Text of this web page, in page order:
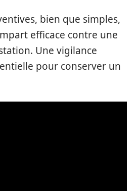
bien que simples,
efficace contre une
Une vigilance
pour conserver un